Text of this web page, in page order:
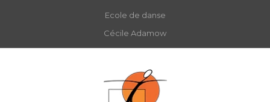
Ecole de danse
Cécile Adamow